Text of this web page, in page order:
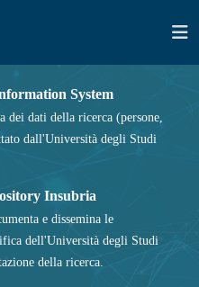
System
dei dati della ricerca (persone,
dall'Università degli Studi
Insubria
e dissemina le
dell'Università degli Studi
della ricerca.